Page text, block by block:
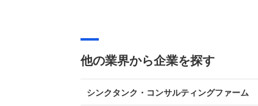
他の業界から企業を探す
シンクタンク・コンサルティングファーム